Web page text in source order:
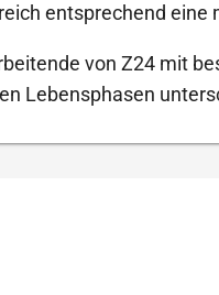
entsprechend eine
von Z24 mit
Lebensphasen